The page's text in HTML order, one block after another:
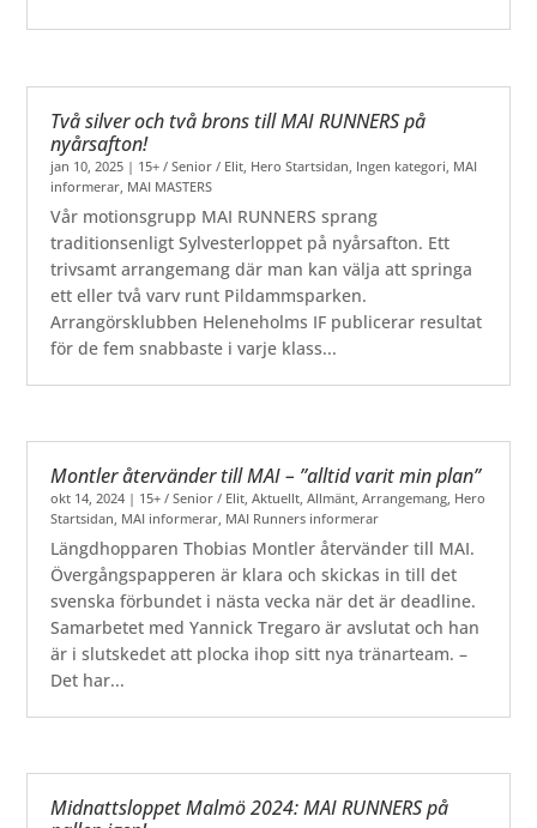
Två silver och två brons till MAI RUNNERS på
nyårsafton!
jan 10, 2025 | 15+ / Senior / Elit Hero Startsidan Ingen kategori MAI
informerar MAI MASTERS
Vår motionsgrupp MAI RUNNERS sprang
traditionsenligt Sylvesterloppet på nyårsafton. Ett
trivsamt arrangemang där man kan välja att springa
ett eller två varv runt Pildammsparken.
Arrangörsklubben Heleneholms IF publicerar resultat
för de fem snabbaste i varje klass...
Montler återvänder till MAI – ”alltid varit min plan”
okt 14, 2024 | 15+ / Senior / Elit,Aktuellt,Allmänt,Arrangemang, Hero
Startsidan, MAI informerar, MAI Runners informerar
Längdhopparen Thobias Montler återvänder till MAI.
Övergångspapperen är klara och skickas in till det
svenska förbundet i nästa vecka när det är deadline.
Samarbetet med Yannick Tregaro är avslutat och han
är i slutskedet att plocka ihop sitt nya tränarteam. –
Det har...
Midnattsloppet Malmö 2024: MAI RUNNERS på